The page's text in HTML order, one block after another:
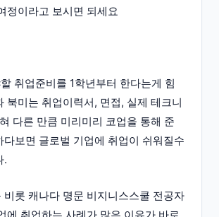
정이라고 보시면 되세요
취업준비를 1학년부터 한다는게 힘
북미는 취업이력서, 면접, 실제 테크니
다른 만큼 미리미리 코업을 통해 준
다보면 글로벌 기업에 취업이 쉬워질수
.
비롯 캐나다 명문 비지니스스쿨 전공자